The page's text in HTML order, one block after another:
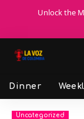
Unlock the
Dinner
Uncategorized